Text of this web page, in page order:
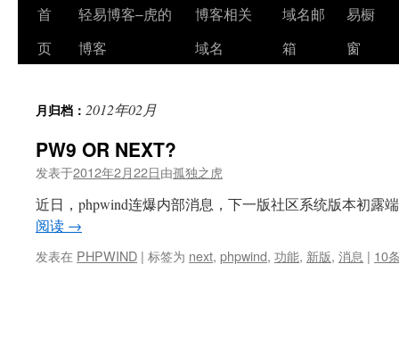
跳
至
文
首
页
轻易博客–虎的
博客
博客相关
域名
域名邮
箱
易橱
窗
月归档： 2012年02月
PW9 OR NEXT?
发表于2012年2月22日由孤独之虎
近日，phpwind连爆内部消息，下一版社区系统版本初
阅读 →
发表在 PHPWIND | 标签为 next, phpwind, 功能, 新版, 消息 | 10